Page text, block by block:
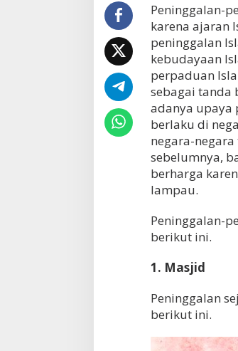
Peninggalan-
karena ajaran
peninggalan
kebudayaan
perpaduan
sebagai tanda
adanya upaya
berlaku di
negara-
sebelumnya,
berharga
lampau.
Peninggalan-
berikut ini.
1. Masjid
Peninggalan
berikut ini.